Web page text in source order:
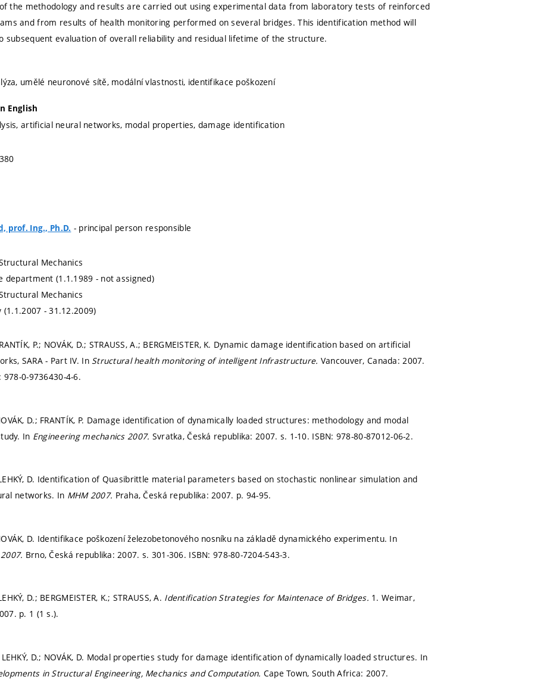
the methodology and results are carried out using experimental data from laboratory tests of reinforced
and from results of health monitoring performed on several bridges. This identification method will
subsequent evaluation of overall reliability and residual lifetime of the structure.
umělé neuronové sítě, modální vlastnosti, identifikace poškození
English
artificial neural networks, modal properties, damage identification
prof. Ing., Ph.D. - principal person responsible
Mechanics
department (1.1.1989 - not assigned)
Mechanics
(1.1.2007 - 31.12.2009)
P.; NOVÁK, D.; STRAUSS, A.; BERGMEISTER, K. Dynamic damage identification based on artificial
SARA - Part IV. In Structural health monitoring of intelligent Infrastructure. Vancouver, Canada: 2007.
978-0-9736430-4-6.
D.; FRANTÍK, P. Damage identification of dynamically loaded structures: methodology and modal
In Engineering mechanics 2007. Svratka, Česká republika: 2007. s. 1-10. ISBN: 978-80-87012-06-2.
D. Identification of Quasibrittle material parameters based on stochastic nonlinear simulation and
networks. In MHM 2007. Praha, Česká republika: 2007. p. 94-95.
D. Identifikace poškození železobetonového nosníku na základě dynamického experimentu. In
Brno, Česká republika: 2007. s. 301-306. ISBN: 978-80-7204-543-3.
D.; BERGMEISTER, K.; STRAUSS, A. Identification Strategies for Maintenace of Bridges. 1. Weimar,
p. 1 (1 s.).
LEHKÝ, D.; NOVÁK, D. Modal properties study for damage identification of dynamically loaded structures. In
in Structural Engineering, Mechanics and Computation. Cape Town, South Africa: 2007.